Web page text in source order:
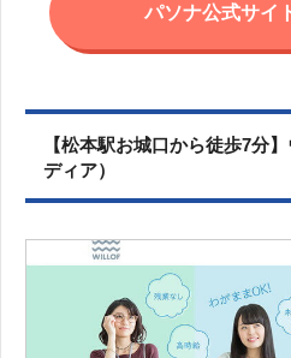
パソナ公式サイ
【松本駅お城口から徒歩7分
ディア）